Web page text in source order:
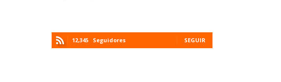
12,345 Seguidores SEGUIR